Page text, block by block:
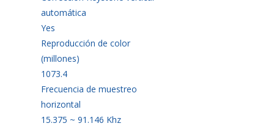
automática
Yes
Reproducción de color
(millones)
1073.4
Frecuencia de muestreo
horizontal
15.375 ~ 91.146 Khz